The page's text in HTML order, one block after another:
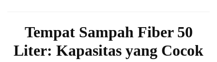
sampah
fiber
Sawangan
Tempat Sampah Fiber 50
Liter: Kapasitas yang Cocok